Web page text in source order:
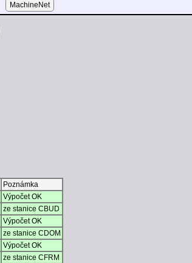
MachineNet
Poznámka
Výpočet OK
ze stanice CBUD
Výpočet OK
ze stanice CDOM
Výpočet OK
ze stanice CFRM